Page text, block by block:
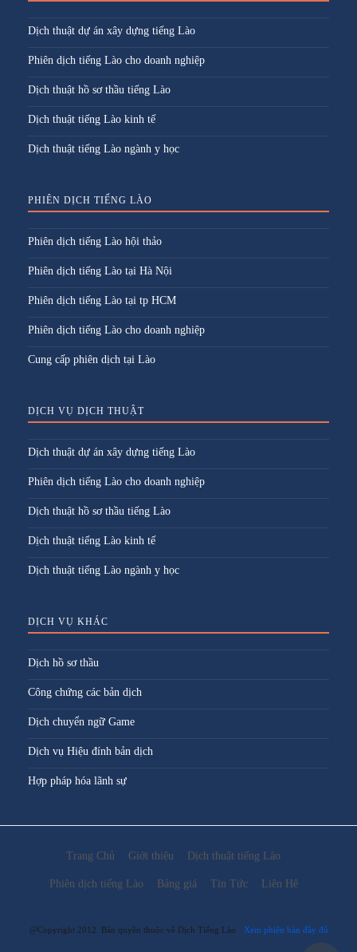
Dịch thuật dự án xây dựng tiếng Lào
Phiên dịch tiếng Lào cho doanh nghiệp
Dịch thuật hồ sơ thầu tiếng Lào
Dịch thuật tiếng Lào kinh tế
Dịch thuật tiếng Lào ngành y học
PHIÊN DỊCH TIẾNG LÀO
Phiên dịch tiếng Lào hội thảo
Phiên dịch tiếng Lào tại Hà Nội
Phiên dịch tiếng Lào tại tp HCM
Phiên dịch tiếng Lào cho doanh nghiệp
Cung cấp phiên dịch tại Lào
DỊCH VỤ DỊCH THUẬT
Dịch thuật dự án xây dựng tiếng Lào
Phiên dịch tiếng Lào cho doanh nghiệp
Dịch thuật hồ sơ thầu tiếng Lào
Dịch thuật tiếng Lào kinh tế
Dịch thuật tiếng Lào ngành y học
DỊCH VỤ KHÁC
Dịch hồ sơ thầu
Công chứng các bản dịch
Dịch chuyển ngữ Game
Dịch vụ Hiệu đính bản dịch
Hợp pháp hóa lãnh sự
Trang Chủ Giới thiệu Dịch thuật tiếng Lào
Phiên dịch tiếng Lào Bảng giá Tin Tức Liên Hệ
@Copyright 2012. Bản quyền thuộc về Dịch Tiếng Lào Xem phiên bản đầy đủ